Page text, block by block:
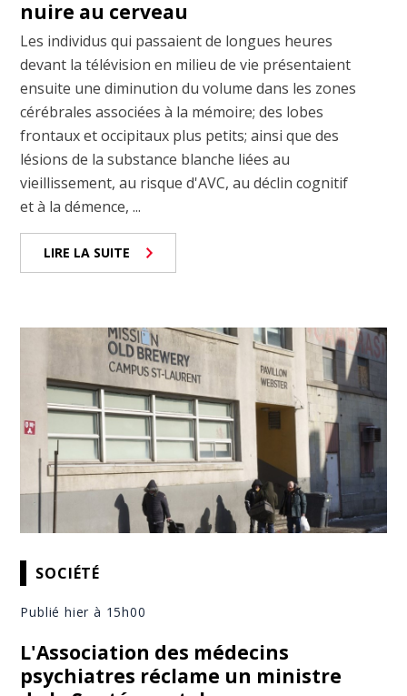
nuire au cerveau
Les individus qui passaient de longues heures
devant la télévision en milieu de vie présentaient
ensuite une diminution du volume dans les zones
cérébrales associées à la mémoire; des lobes
frontaux et occipitaux plus petits; ainsi que des
lésions de la substance blanche liées au
vieillissement, au risque d'AVC, au déclin cognitif
et à la démence, ...
LIRE LA SUITE
SOCIÉTÉ
Publié hier à 15h00
L'Association des médecins
psychiatres réclame un ministre